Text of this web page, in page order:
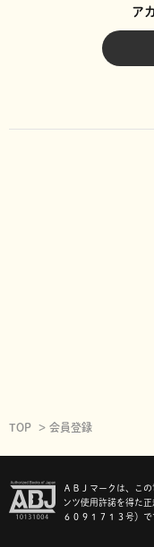
ア
TOP 会員登録
ＡＢＪマークは、こ
ンツ使用許諾を得た
６０９１７１３号）で